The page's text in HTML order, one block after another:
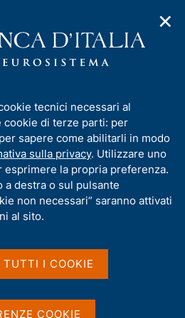
e
l
s
t
/
non convenzionali
non
✕
tecnici necessari al
di terze parti: per
sapere come abilitarli in modo
sulla privacy. Utilizzare uno
la propria preferenza.
a destra o sul pulsante
non necessari” saranno attivati
al sito.
TUTTI I COOKIE
COOKIE